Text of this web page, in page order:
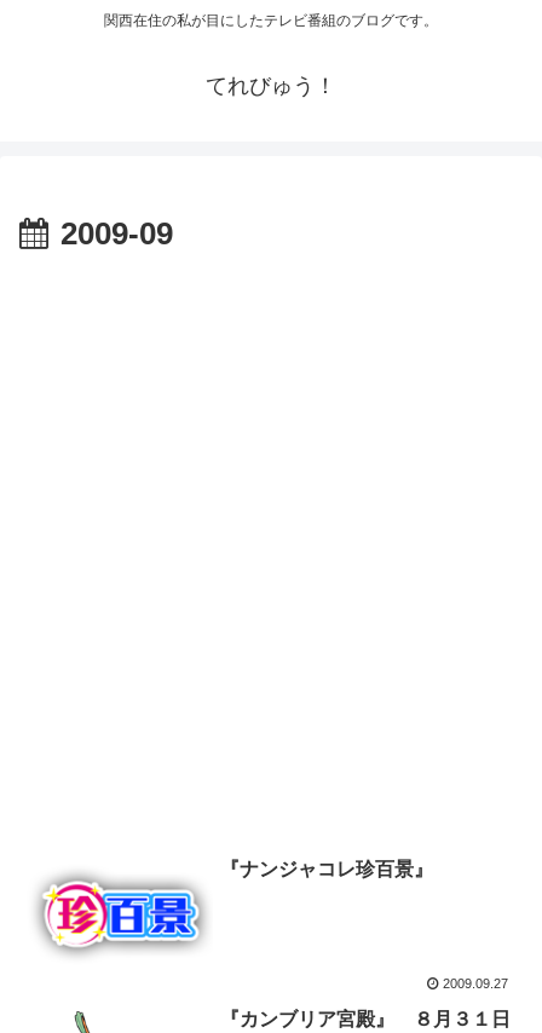
関西在住の私が目にしたテレビ番組のブログです。
てれびゅう！
2009-09
『ナンジャコレ珍百景』
2009.09.27
『カンブリア宮殿』 ８月３１日